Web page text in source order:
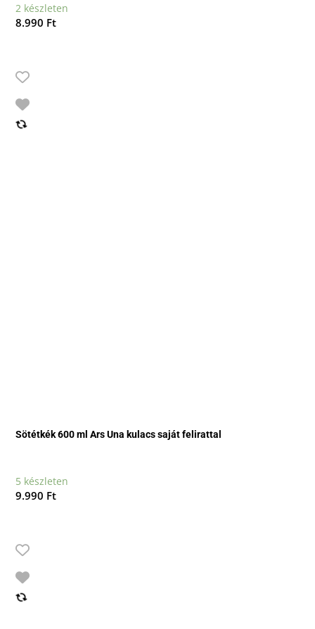
2 készleten
8.990 Ft
Sötétkék 600 ml Ars Una kulacs saját felirattal
5 készleten
9.990 Ft